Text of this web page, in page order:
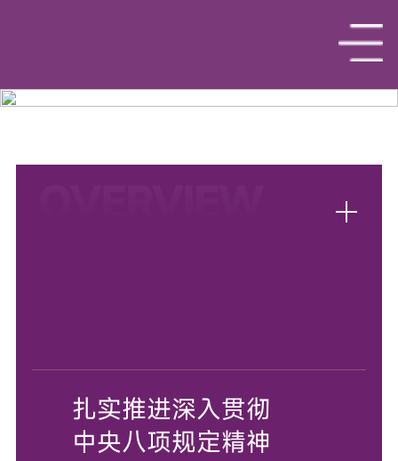
扎实推进深入贯彻
中央八项规定精神